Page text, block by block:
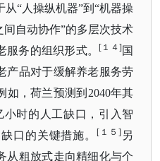
“人操纵机器”到“机器操
自动协作”的多层次技术
服务的组织形式。[１４]国
产品对于缓解养老服务劳
如，荷兰预测到 2040年其
时的人工缺口，引入智
口的关键措施。[１５] 另
从粗放式走向精细化与个